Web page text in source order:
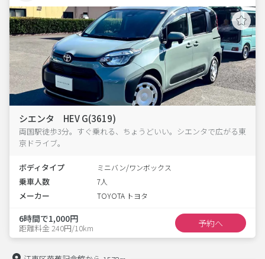
シエンタ HEV G(3619)
両国駅徒歩3分。すぐ乗れる、ちょうどいい。シエンタで広がる東
京ドライブ。
ボディタイプ ミニバン/ワンボックス
乗車人数 7人
メーカー TOYOTA トヨタ
6時間で1,000円
距離料金 240円/10km 予約へ